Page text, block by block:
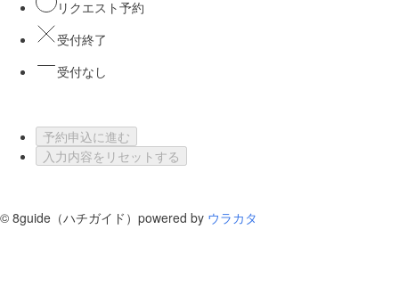
リクエスト予約
受付終了
受付なし
予約申込に進む
入力内容をリセットする
© 8guide（ハチガイド） powered by ウラカタ